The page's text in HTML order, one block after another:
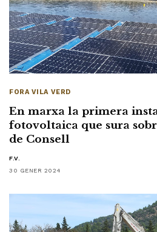
FORA VILA VERD
En marxa la primera
fotovoltaica que sura
de Consell
F.V.
30 GENER 2024